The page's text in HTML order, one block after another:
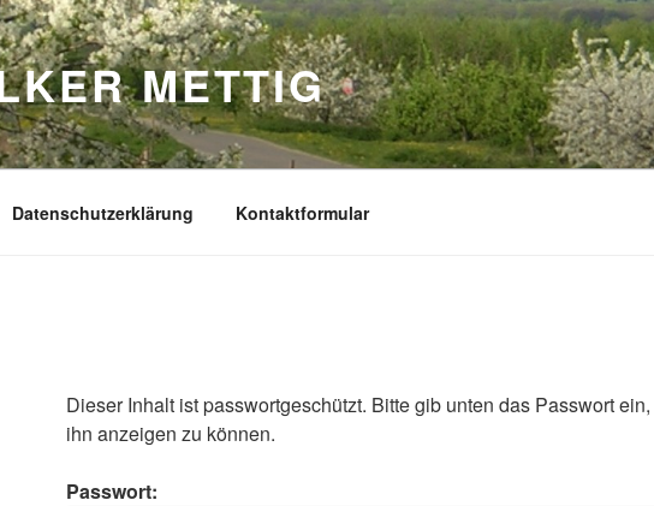
METTIG
Datenschutzerklärung Kontaktformular
Dieser Inhalt ist passwortgeschützt. Bitte gib unten das Passwort
ihn anzeigen zu können.
Passwort: